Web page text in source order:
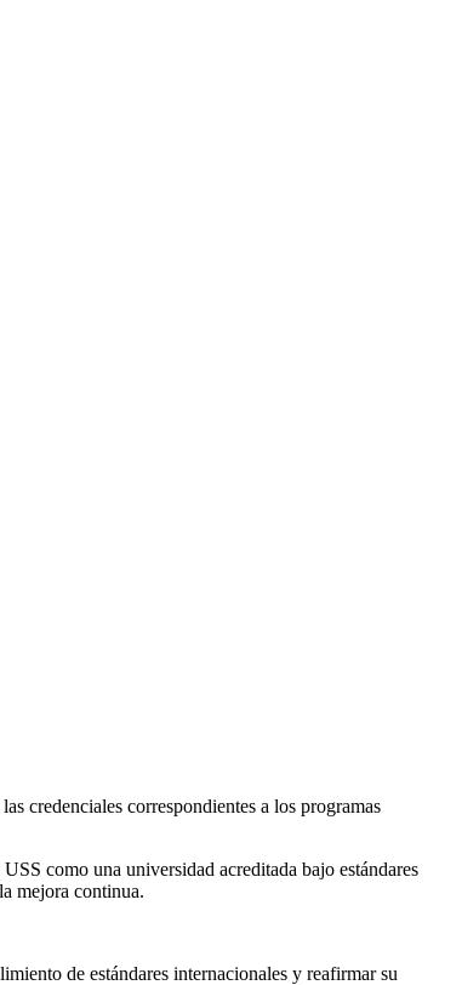
credenciales correspondientes a los programas
como una universidad acreditada bajo estándares
mejora continua.
de estándares internacionales y reafirmar su